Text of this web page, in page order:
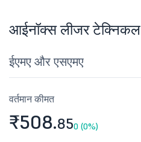
आईनॉक्स लीजर टेक्निकल
ईएमए और एसएमए
वर्तमान कीमत
₹508.850 (0%)